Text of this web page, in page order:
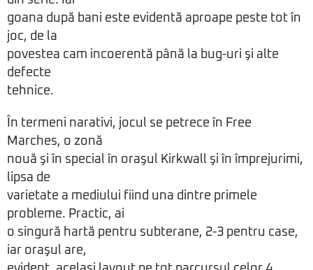
goana după bani este evidentă aproape peste tot în
joc, de la
povestea cam incoerentă până la bug-uri şi alte
defecte
tehnice.
În termeni narativi, jocul se petrece în Free
Marches, o zonă
nouă şi în special în oraşul Kirkwall şi în împrejurimi,
lipsa de
varietate a mediului fiind una dintre primele
probleme. Practic, ai
o singură hartă pentru subterane, 2-3 pentru case,
iar oraşul are,